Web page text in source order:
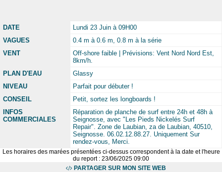
DATE
Lundi 23 Juin à 09H00
VAGUES
0.4 m à 0.6 m, 0.8 m à la série
VENT
Off-shore faible | Prévisions: Vent Nord Nord Est,
8km/h.
PLAN D'EAU
Glassy
NIVEAU
Parfait pour débuter !
CONSEIL
Petit, sortez les longboards !
INFOS
COMMERCIALES
Réparation de planche de surf entre 24h et 48h à
Seignosse, avec "Les Pieds Nickelés Surf
Repair". Zone de Laubian, za de Laubian, 40510,
Seignosse. 06.02.12.88.27. Uniquement Sur
rendez-vous, Merci.
Les horaires des marées présentées ci-dessus correspondent à la date et l'heure
du report : 23/06/2025 09:00
PARTAGER SUR MON SITE WEB